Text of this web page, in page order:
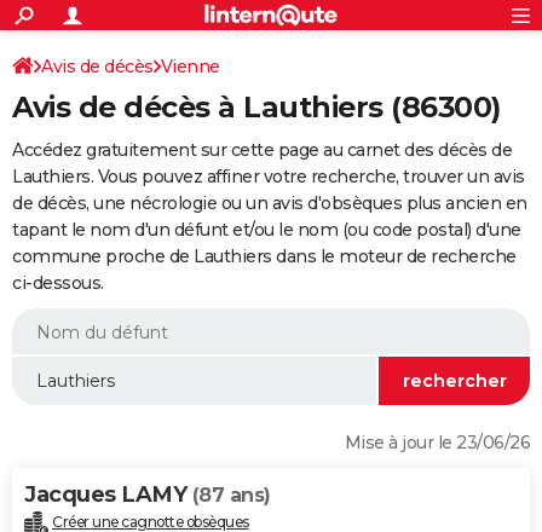
ACTUALITÉS
Politique
Société
Faits Divers
Education
Monde
Villes
+
SPORT
Coupe du monde 2026
Football
Tennis
Cyclisme
Rugby
Forum
Programme TV
TNTStreaming
Cinéma
Sorties cinéma
Musique
+
FINANCE
Retraite
Epargne
Immobilier
Risques naturels par ville
Assurance
AUTO
Essais
Réserver un essai
Citadines
Berlines
SUV
Forum auto
+HIGH-TECH
BRICOLAGE
WEEK-END
Alimentation
Guide de la santé
Maladies
Médicaments
Sommeil
VOYAGE
Avis de décès Vienne
Avis de décès à Lauthiers (86300)
Accédez gratuitement sur cette page au carnet des décès de
Lauthiers. Vous pouvez affiner votre recherche, trouver un avis
de décès, une nécrologie ou un avis d'obsèques plus ancien en
tapant le nom d'un défunt et/ou le nom (ou code postal) d'une
commune proche de Lauthiers dans le moteur de recherche
ci-dessous.
Mise à jour le 23/06/26
Jacques LAMY (87 ans)
Créer une cagnotte obsèques